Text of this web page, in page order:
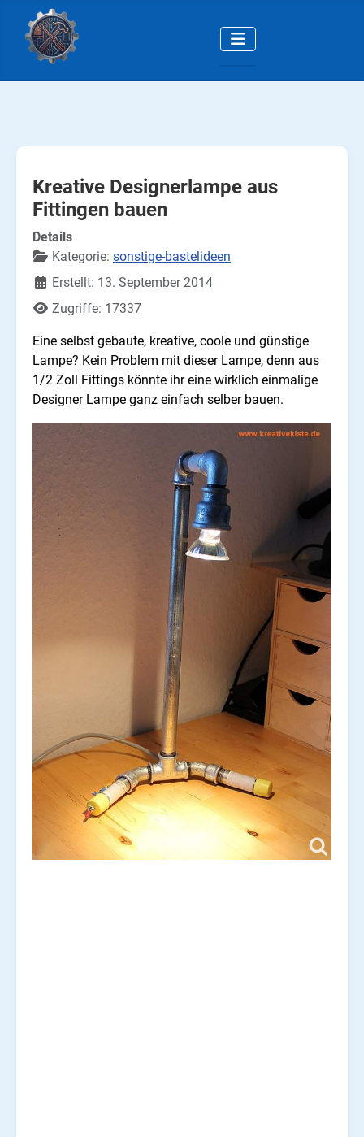
Kreative Designerlampe aus
Fittingen bauen
Details
Kategorie: sonstige-bastelideen
Erstellt: 13. September 2014
Zugriffe: 17337
Eine selbst gebaute, kreative, coole und günstige
Lampe? Kein Problem mit dieser Lampe, denn aus
1/2 Zoll Fittings könnte ihr eine wirklich einmalige
Designer Lampe ganz einfach selber bauen.